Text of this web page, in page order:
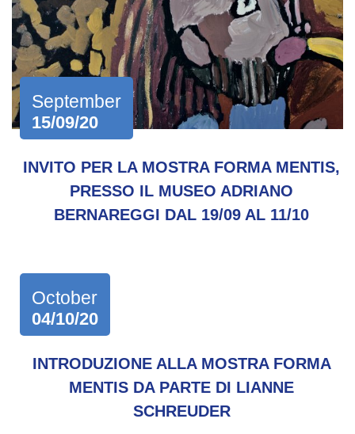
September
15/09/20
INVITO PER LA MOSTRA FORMA MENTIS,
PRESSO IL MUSEO ADRIANO
BERNAREGGI DAL 19/09 AL 11/10
October
04/10/20
INTRODUZIONE ALLA MOSTRA FORMA
MENTIS DA PARTE DI LIANNE
SCHREUDER